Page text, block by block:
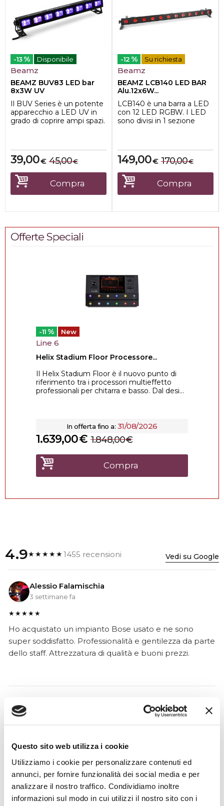
Questo sito web utilizza i cookie
Utilizziamo i cookie per personalizzare contenuti ed
annunci, per fornire funzionalità dei social media e per
analizzare il nostro traffico. Condividiamo inoltre
informazioni sul modo in cui utilizzi il nostro sito con i
-13 % Disponibile
Beamz
BEAMZ BUV83 LED bar
8x3W UV
Il BUV Series è un potente
apparecchio a LED UV in
grado di coprire ampi spazi.
€
39,00 €
45,00
Compra
-12 % Su richiesta
Beamz
BEAMZ LCB140 LED BAR
Alu.12x6W...
LCB140 è una barra a LED
con 12 LED RGBW. I LED
sono divisi in 1 sezione
€
149,00 €
170,00
Compra
Offerte Speciali
-11 % New
Line 6
Helix Stadium Floor Processore...
Il Helix Stadium Floor è il nuovo punto di
riferimento tra i processori multieffetto
professionali per chitarra e basso. Dal desi...
In offerta fino a: 31/08/2026
€
1.639,00 €
1.848,00
Compra
4.9★★★★★1455 recensioni Vedi su Google
Alessio Falamischia
3 settimane fa
★★★★★
Ho acquistato un impianto Bose usato e ne sono
super soddisfatto. Professionalità e gentilezza da parte
dello staff. Attrezzatura di qualità e buoni prezzi.
Ho acquistato un contrabbasso elettrico Stanzani, un
microfono professionale, amplificatore, cuffie, aste e
cavi vari come regali per il mio compagno. Lo
strumento è a dir poco meraviglioso e il resto dei
prodotti è di alto livello. I venditori son..